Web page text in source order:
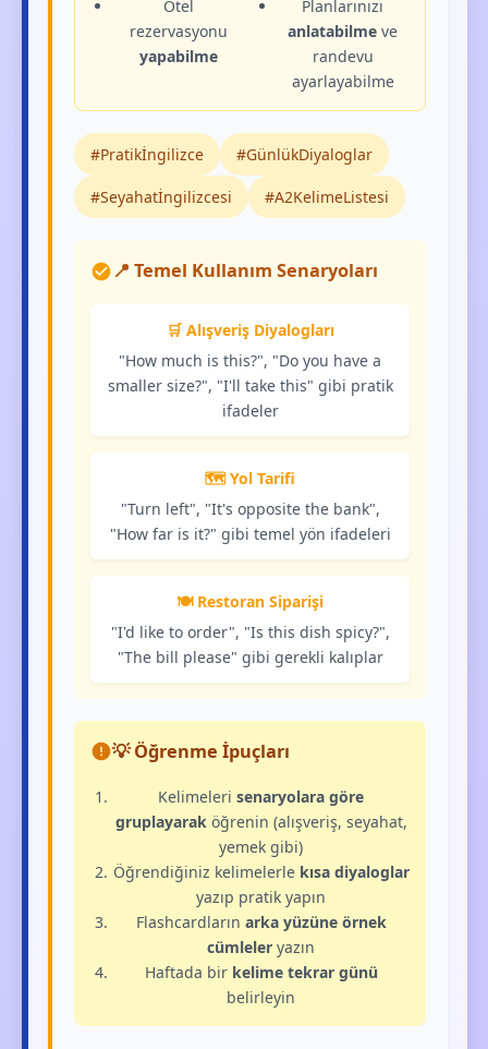
Otel
rezervasyonu
yapabilme
Planlarınızı
anlatabilme ve
randevu
ayarlayabilme
#Pratikİngilizce #GünlükDiyaloglar
#Seyahatİngilizcesi #A2KelimeListesi
📍 Temel Kullanım Senaryoları
🛒 Alışveriş Diyalogları
"How much is this?", "Do you have a
smaller size?", "I'll take this" gibi pratik
ifadeler
🗺️ Yol Tarifi
"Turn left", "It's opposite the bank",
"How far is it?" gibi temel yön ifadeleri
🍽️ Restoran Siparişi
"I'd like to order", "Is this dish spicy?",
"The bill please" gibi gerekli kalıplar
💡 Öğrenme İpuçları
Kelimelerisenaryolara göre
gruplayaraköğrenin (alışveriş, seyahat,
yemek gibi)
Öğrendiğiniz kelimelerle kısa diyaloglar
yazıp pratik yapın
Flashcardların arka yüzüne örnek
cümleler yazın
Haftada bir kelime tekrar günü
belirleyin